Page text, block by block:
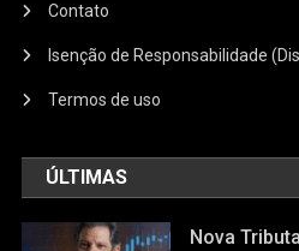
Contato
Isenção de Responsabilidade
Termos de uso
ÚLTIMAS
Nova